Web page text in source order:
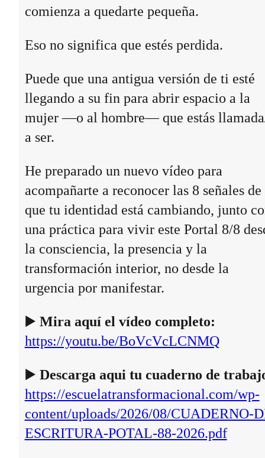
comienza a quedarte pequeña.
Eso no significa que estés perdida.
Puede que una antigua versión de ti esté
llegando a su fin para abrir espacio a la
mujer —o al hombre— que estás
a ser.
He preparado un nuevo vídeo para
acompañarte a reconocer las 8 señales de
que tu identidad está cambiando, junto
una práctica para vivir este Portal 8/8
la consciencia, la presencia y la
transformación interior, no desde la
urgencia por manifestar.
▶️ Mira aquí el vídeo completo:
https://youtu.be/BoVcVcLCNMQ
▶️ Descarga aqui tu cuaderno de
https://escuelatransformacional.com/wp-
content/uploads/2026/08/CUADERNO-
ESCRITURA-POTAL-88-2026.pdf